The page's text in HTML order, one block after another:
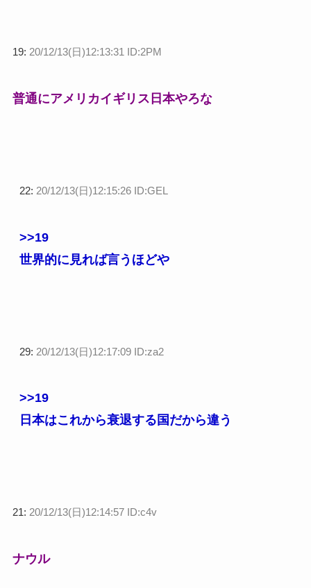
19: 20/12/13(日)12:13:31 ID:2PM
普通にアメリカイギリス日本やろな
22: 20/12/13(日)12:15:26 ID:GEL
>>19
世界的に見れば言うほどや
29: 20/12/13(日)12:17:09 ID:za2
>>19
日本はこれから衰退する国だから違う
21: 20/12/13(日)12:14:57 ID:c4v
ナウル